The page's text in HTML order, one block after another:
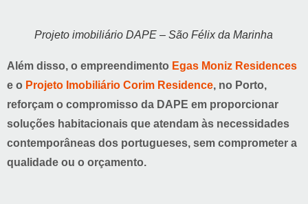
Projeto imobiliário DAPE – São Félix da Marinha
Além disso, o empreendimento Egas Moniz Residences
e o Projeto Imobiliário Corim Residence, no Porto,
reforçam o compromisso da DAPE em proporcionar
soluções habitacionais que atendam às necessidades
contemporâneas dos portugueses, sem comprometer a
qualidade ou o orçamento.